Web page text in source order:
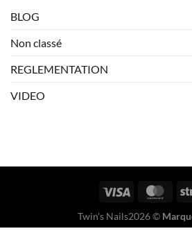
BLOG
Non classé
REGLEMENTATION
VIDEO
Twin's Nails2026 ©